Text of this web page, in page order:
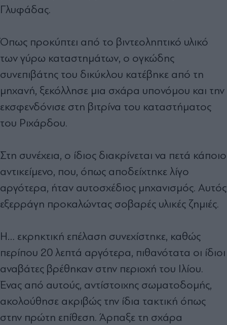
Γλυφάδας.
Όπως προκύπτει από το βιντεοληπτικό υλικό
των γύρω καταστημάτων, ο ογκώδης
συνεπιβάτης του δικύκλου κατέβηκε από τη
μηχανή, ξεκόλλησε μια σχάρα υπονόμου και την
εκσφενδόνισε στη βιτρίνα του καταστήματος
του Ριχάρδου.
Στη συνέχεια, ο ίδιος διακρίνεται να πετά κάποιο
αντικείμενο, που, όπως αποδείχτηκε λίγο
αργότερα, ήταν αυτοσχέδιος μηχανισμός. Αυτός
εξερράγη προκαλώντας σοβαρές υλικές ζημιές.
Η… εκρηκτική επέλαση συνεχίστηκε, καθώς
περίπου 20 λεπτά αργότερα, πιθανότατα οι ίδιοι
αναβάτες βρέθηκαν στην περιοχή του Ιλίου.
Ένας από αυτούς, αντίστοιχης σωματοδομής,
ακολούθησε ακριβώς την ίδια τακτική όπως
στην πρώτη επίθεση. Άρπαξε τη σχάρα